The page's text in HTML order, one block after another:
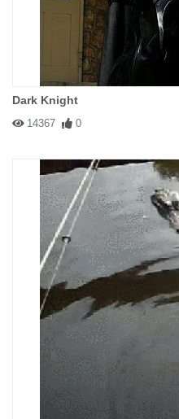
Dark Knight
14367 0